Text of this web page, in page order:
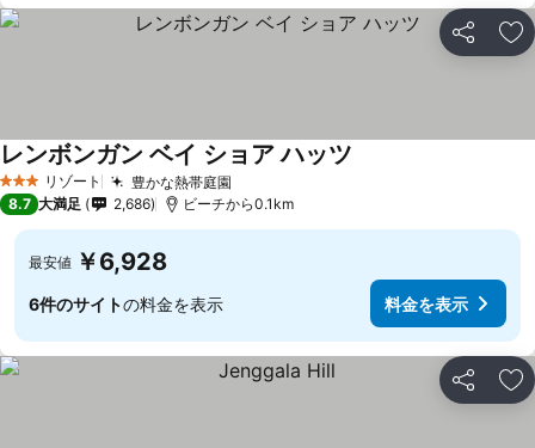
シェア お
3 ホテルのランク
リゾート 豊かな熱帯庭園
レンボンガン ベイ ショア ハッツ
8.7 大満足 2,686 ビーチから0.1km
最安値 ￥6,928
6件のサイトの料金を表示 料金を表示
シェア お